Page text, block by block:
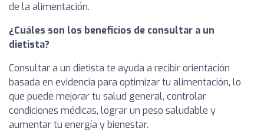
de la alimentación.
¿Cuáles son los beneficios de consultar a un
dietista?
Consultar a un dietista te ayuda a recibir orientación
basada en evidencia para optimizar tu alimentación, lo
que puede mejorar tu salud general, controlar
condiciones médicas, lograr un peso saludable y
aumentar tu energía y bienestar.